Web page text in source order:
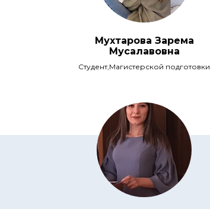
Мухтарова Зарема
Мусалавовна
Студент,Магистерской подготовки